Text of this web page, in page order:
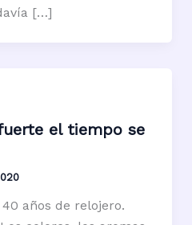
[…]
el tiempo se
años de relojero.